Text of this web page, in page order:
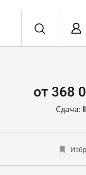
от 368
Сдача: